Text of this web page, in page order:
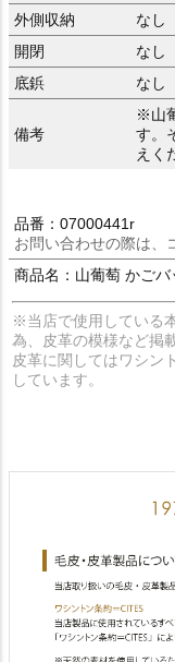
外側収納
なし
開閉
なし
底鋲
なし
備考
※山
す。
えく
品番：07000441r
お問い合わせの際は、
商品名：山葡萄 かご
※当店で使用している
為、皮革の模様など掲
皮革に関してはワシン
しています。